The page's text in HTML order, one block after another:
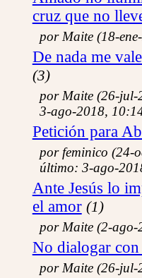
Foros
Lo que te
Libro de visitas
Recomiéndanos
Acerca de...
Memorial
Mapa del sitio
Actualizaciones
Área de
¿registrarme?
conservar sesión
cruz que no
por Maite (18-
De nada me
(3)
por Maite (26-jul-
3-ago-2018,
Petición para
por feminico (24-
último: 3-ago-
Ante Jesús lo
el amor (1)
por Maite (2-ago-
No dialogar con
por Maite (26-jul-